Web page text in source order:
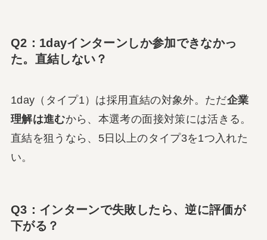
Q2：1dayインターンしか参加できなかっ
た。直結しない？
1day（タイプ1）は採用直結の対象外。ただ企業
理解は進むから、本選考の面接対策には活きる。
直結を狙うなら、5日以上のタイプ3を1つ入れた
い。
Q3：インターンで失敗したら、逆に評価が
下がる？